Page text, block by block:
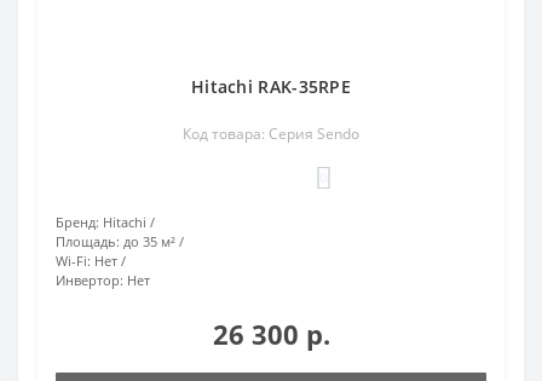
Hitachi RAK-35RPE
Код товара: Серия Sendo
Бренд: Hitachi
Площадь: до 35 м²
Wi-Fi: Нет
Инвертор: Нет
26 300 р.